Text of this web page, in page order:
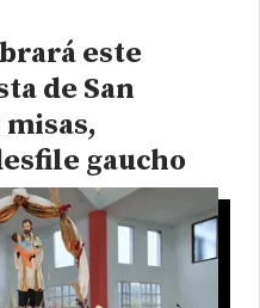
este
de San
misas,
gaucho